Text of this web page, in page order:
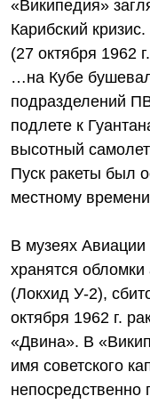
«Википедия»
Карибский
(27 октября 1962
…на Кубе
подразделений
подлете к
высотный
Пуск ракеты был
местному
В музеях
хранятся
(Локхид У-2),
октября 1962 г.
«Двина». В
имя советского
непосредственно